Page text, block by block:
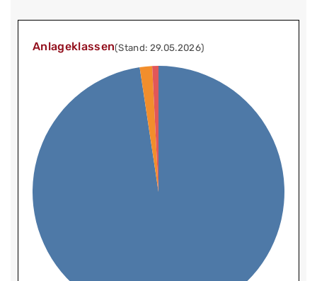
Anlageklassen(Stand: 29.05.2026)